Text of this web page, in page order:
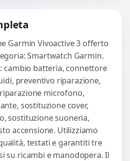
Garmin Vivoactive 3 offerto
Smartwatch Garmin.
cambio batteria, connettore
preventivo riparazione,
microfono,
sostituzione cover,
sostituzione suoneria,
accensione. Utilizziamo
testati e garantiti tre
su ricambi e manodopera. Il